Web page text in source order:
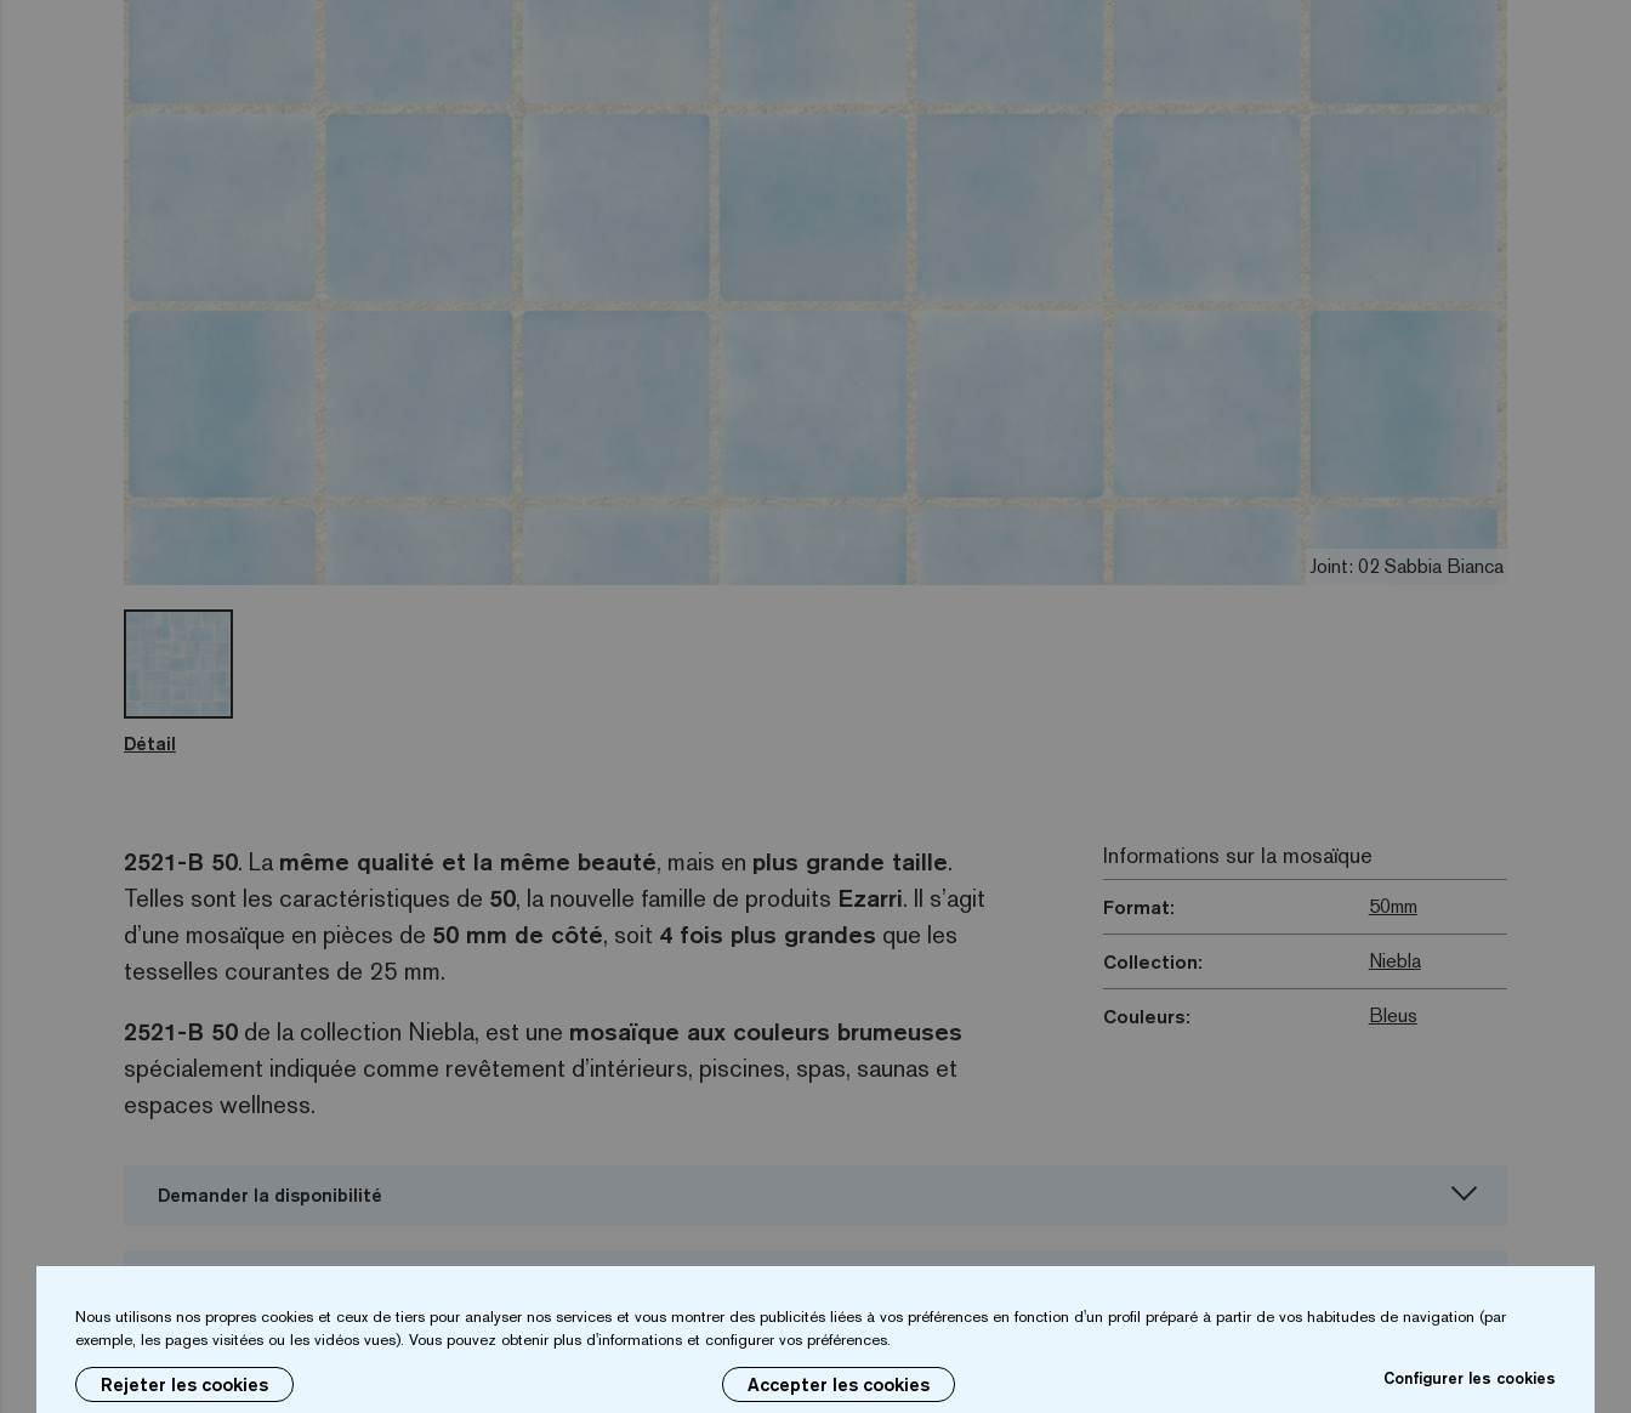
Joint: 02 Sabbia Bianca
Détail
2521-B 50. La même qualité et la même beauté, mais en plus grande taille.
Telles sont les caractéristiques de 50, la nouvelle famille de produits Ezarri. Il s’agit
d’une mosaïque en pièces de 50 mm de côté, soit 4 fois plus grandes que les
tesselles courantes de 25 mm.
2521-B 50 de la collection Niebla, est une mosaïque aux couleurs brumeuses
spécialement indiquée comme revêtement d’intérieurs, piscines, spas, saunas et
espaces wellness.
Informations sur la mosaïque
Format: 50mm
Collection: Niebla
Couleurs: Bleus
Demander la disponibilité
Je veux demander un budget
Nous utilisons nos propres cookies et ceux de tiers pour analyser nos services et vous montrer des publicités liées à vos préférences en fonction d'un profil préparé à partir de vos habitudes de navigation (par
exemple, les pages visitées ou les vidéos vues). Vous pouvez obtenir plus d'informations et configurer vos préférences.
Rejeter les cookies Accepter les cookies Configurer les cookies